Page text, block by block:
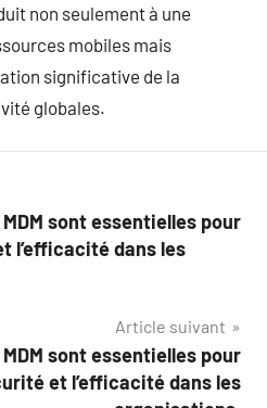
non seulement à une
mobiles mais
significative de la
globales.
sont essentielles pour
l’efficacité dans les
Article suivant
sont essentielles pour
et l’efficacité dans les